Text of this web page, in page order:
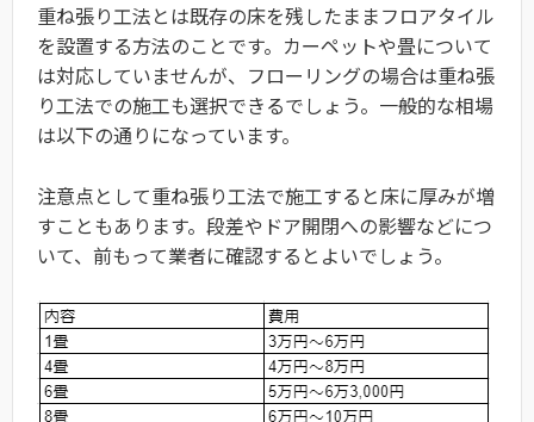
重ね張り工法とは既存の床を残したままフロアタイル
を設置する方法のことです。カーペットや畳について
は対応していませんが、フローリングの場合は重ね張
り工法での施工も選択できるでしょう。一般的な相場
は以下の通りになっています。
注意点として重ね張り工法で施工すると床に厚みが増
すこともあります。段差やドア開閉への影響などにつ
いて、前もって業者に確認するとよいでしょう。